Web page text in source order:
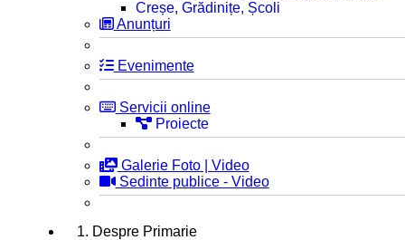
Creșe, Grădinițe, Școli
Anunțuri
Evenimente
Servicii online
Proiecte
Galerie Foto | Video
Sedinte publice - Video
1. Despre Primarie